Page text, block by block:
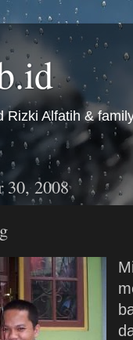
Rizki Alfatih &
30, 2008